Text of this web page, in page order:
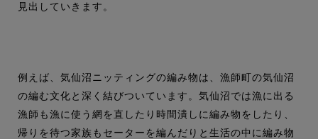
見出していきます。
例えば、気仙沼ニッティングの編み物は、漁師町の気仙沼
の編む文化と深く結びついています。気仙沼では漁に出る
漁師も漁に使う網を直したり時間潰しに編み物をしたり、
帰りを待つ家族もセーターを編んだりと生活の中に編み物